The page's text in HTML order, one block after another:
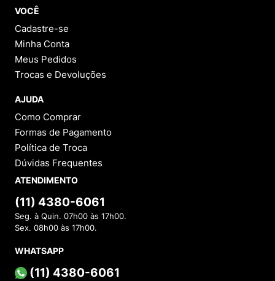
VOCÊ
Cadastre-se
Minha Conta
Meus Pedidos
Trocas e Devoluções
AJUDA
Como Comprar
Formas de Pagamento
Política de Troca
Dúvidas Frequentes
ATENDIMENTO
(11) 4380-6061
Seg. à Quin. 07h00 às 17h00.
Sex. 08h00 às 17h00.
WHATSAPP
(11) 4380-6061